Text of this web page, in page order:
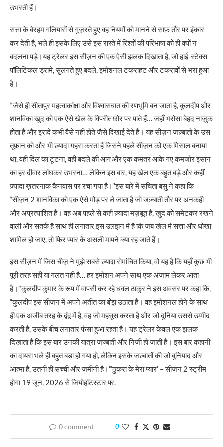
उभरती हैं।
सत्ता के बेरहम गलियारों से गुज़रते हुए वह नियमों को मानने से साफ़ तौर पर इंकार
कर देती है, भले ही इसके लिए उसे इस रास्ते में रिश्तों की परिभाषा को ही क्यों न
बदलना पड़े।यह ट्रेलर इस सीज़न की एक ऐसी झलक दिखाता है, जो हाई-स्टेक्स
पॉलिटिकल ड्रामे, सुलगते हुए बदले, इमोशनल टकराहट और टकरावों से भरा हुआ
है।
‘‘जैसे ही सीतापुर महत्वाकांक्षा और विश्वासघात की रणभूमि बन जाता है, कुलदीप और
शानविका खुद को एक ऐसे खेल के विपरीत छोर पर पाते हैं… जहाँ भरोसा बेहद नाज़ुक
होता है और इरादे कभी वैसे नहीं होते जैसे दिखाई देते हैं। यह सीज़न जज़्बातों के उस
तूफ़ान को और भी ज़्यादा गहरा करता है जिसने पहले सीज़न को एक मिसाल बनाया
था, वही दिल का टूटना, वही बदले की आग और एक कमतर आंके गए कमजोर इंसान
का हर दीवार लांघकर उभरना… लेकिन इस बार, यह खेल एक बहुत बड़े और कहीं
ज़्यादा ख़तरनाक कैनवास पर रचा गया है।’’इस बारे में संचिता बसु ने कहा कि
“सीज़न 2 शानविका को एक ऐसे मोड़ पर ले जाता है जो जज़्बाती तौर पर अनकही
और अप्रत्याशित है। वह अब पहले से कहीं ज़्यादा मज़बूत है, खुद को समेटकर रखने
वाली और सतर्क है साथ ही लगातार इस उलझन में है कि जब खेल में सत्ता और धोखा
शामिल हो जाए, तो फिर प्यार के असली मायने क्या रह जाते हैं।
इस सीज़न में जिस चीज़ ने मुझे सबसे ज़्यादा रोमांचित किया, वो यह है कि यहाँ कुछ भी
पूरी तरह सही या गलत नहीं है… हर इमोशन अपने साथ एक अंजाम लेकर आता
है।’’कुलदीप कुमार के रूप में वापसी कर रहे धवल ठाकुर ने इस अवसर पर कहा कि,
“कुलदीप इस सीज़न में अपने अतीत का बोझ उठाता है। वह इमोशनल होने के साथ
ही एक अजीब तरह के द्वंद्व में है, वह जो महसूस करता है और जो दुनिया उससे उम्मीद
करती है, उसके बीच लगातार फंसा हुआ रहता है। यह ट्रेलर केवल एक झलक
दिखाता है कि इस बार उनकी यात्रा जज्बाती और निजी हो जाती है। इस बार कहानी
का दायरा भले ही बहुत बड़ा हो गया हो, लेकिन इसके जज़्बातों की जो बुनियाद और
आत्मा है, उतनी ही सच्ची और ज़मीनी है।”‘ठुकरा के मेरा प्यार’ – सीज़न 2 स्ट्रीम
होगा 19 जून, 2026 से जियोहॉटस्टार पर.
0 comment 0